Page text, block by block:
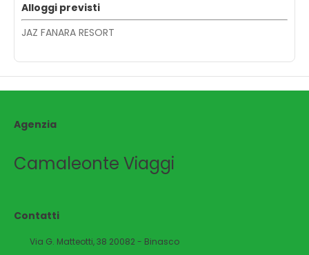
Alloggi previsti
JAZ FANARA RESORT
Agenzia
Camaleonte Viaggi
Contatti
Via G. Matteotti, 38 20082 - Binasco